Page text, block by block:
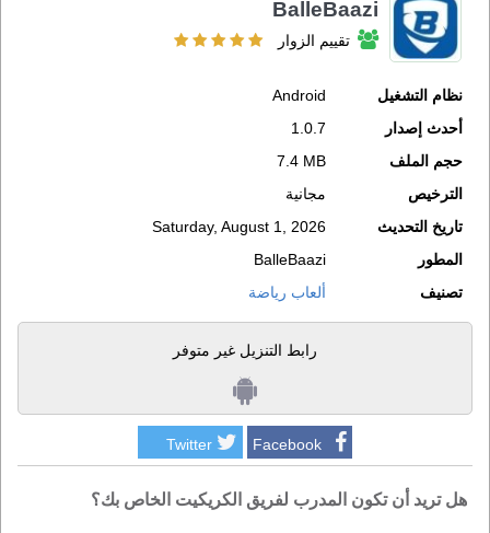
BalleBaazi
تقييم الزوار
نظام التشغيل
Android
أحدث إصدار
1.0.7
حجم الملف
7.4 MB
الترخيص
مجانية
تاريخ التحديث
Saturday, August 1, 2026
المطور
BalleBaazi
تصنيف
ألعاب رياضة
رابط التنزيل غير متوفر
Facebook
Twitter
هل تريد أن تكون المدرب لفريق الكريكيت الخاص بك؟